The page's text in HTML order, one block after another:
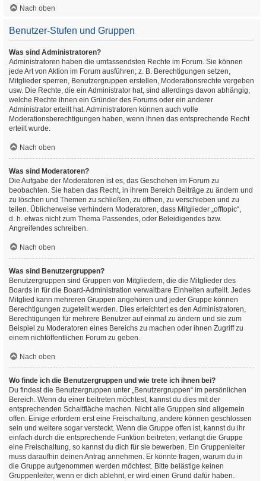
Nach oben
Benutzer-Stufen und Gruppen
Was sind Administratoren?
Administratoren haben die umfassendsten Rechte im Forum. Sie können
jede Art von Aktion im Forum ausführen; z. B. Berechtigungen setzen,
Mitglieder sperren, Benutzergruppen erstellen, Moderationsrechte vergeben
usw. Die Rechte, die ein Administrator hat, sind allerdings davon abhängig,
welche Rechte ihnen ein Gründer des Forums oder ein anderer
Administrator erteilt hat. Administratoren können auch volle
Moderationsberechtigungen haben, wenn ihnen das entsprechende Recht
erteilt wurde.
Nach oben
Was sind Moderatoren?
Die Aufgabe der Moderatoren ist es, das Geschehen im Forum zu
beobachten. Sie haben das Recht, in ihrem Bereich Beiträge zu ändern und
zu löschen und Themen zu schließen, zu öffnen, zu verschieben und zu
teilen. Üblicherweise verhindern Moderatoren, dass Mitglieder „offtopic“,
d. h. etwas nicht zum Thema Passendes, oder Beleidigendes bzw.
Angreifendes schreiben.
Nach oben
Was sind Benutzergruppen?
Benutzergruppen sind Gruppen von Mitgliedern, die die Mitglieder des
Boards in für die Board-Administration verwaltbare Einheiten aufteilt. Jedes
Mitglied kann mehreren Gruppen angehören und jeder Gruppe können
Berechtigungen zugeteilt werden. Dies erleichtert es den Administratoren,
Berechtigungen für mehrere Benutzer auf einmal zu ändern und sie zum
Beispiel zu Moderatoren eines Bereichs zu machen oder ihnen Zugriff zu
einem nichtöffentlichen Forum zu geben.
Nach oben
Wo finde ich die Benutzergruppen und wie trete ich ihnen bei?
Du findest die Benutzergruppen unter „Benutzergruppen“ im persönlichen
Bereich. Wenn du einer beitreten möchtest, kannst du dies mit der
entsprechenden Schaltfläche machen. Nicht alle Gruppen sind allgemein
offen. Einige erfordern erst eine Freischaltung, andere können geschlossen
sein und weitere sogar versteckt. Wenn die Gruppe offen ist, kannst du ihr
einfach durch die entsprechende Funktion beitreten; verlangt die Gruppe
eine Freischaltung, so kannst du dich für sie bewerben. Ein Gruppenleiter
muss daraufhin deinen Antrag annehmen. Er könnte fragen, warum du in
die Gruppe aufgenommen werden möchtest. Bitte belästige keinen
Gruppenleiter, wenn er dich ablehnt, er wird einen Grund dafür haben.